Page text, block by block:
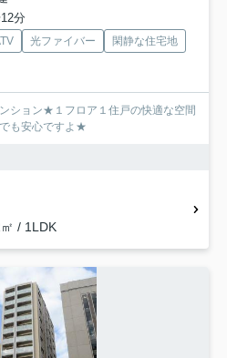
分
光ファイバー
閑静な住宅地
ション★１フロア１住戸の快適な空間
も安心ですよ★
/ 1LDK